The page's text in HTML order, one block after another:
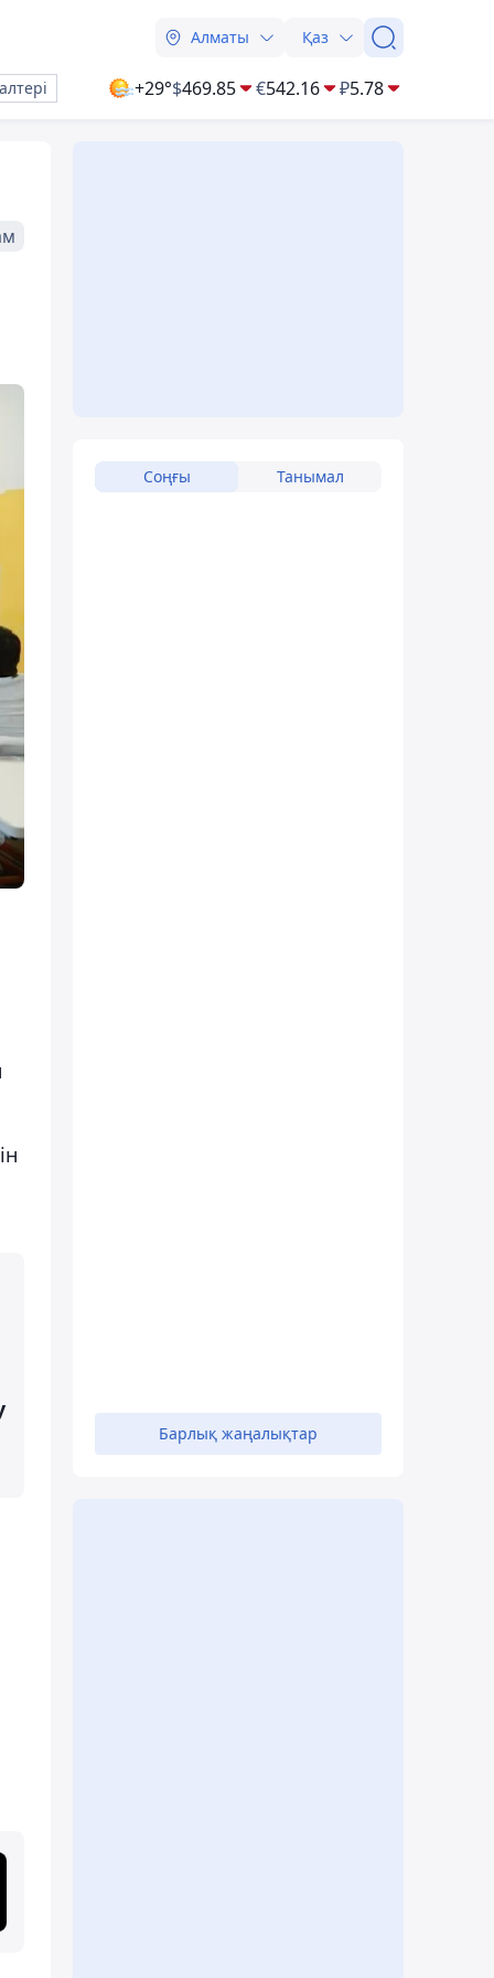
Алматы Қаз
+29°$469.85 €542.16 ₽5.78
Соңғы Танымал
Барлық жаңалықтар